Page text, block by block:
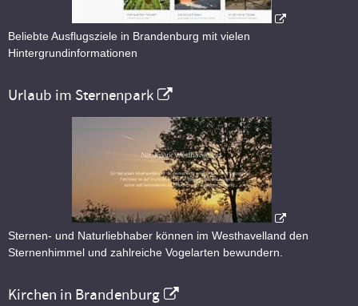
Beliebte Ausflugsziele in Brandenburg mit vielen
Hintergrundinformationen
Urlaub im Sternenpark
Sternen- und Naturliebhaber können im Westhavelland den
Sternenhimmel und zahlreiche Vogelarten bewundern.
Kirchen in Brandenburg